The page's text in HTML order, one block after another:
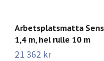
Arbetsplatsmatta
1,4 m, hel rulle 10 m
21 362 kr